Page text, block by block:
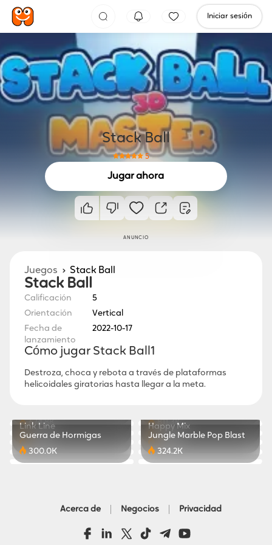
Iniciar sesión
Stack Ball
5
Jugar ahora
ANUNCIO
Juegos Stack Ball
Stack Ball
Calificación
5
Orientación
Vertical
Fecha de
lanzamiento
2022-10-17
Cómo jugar Stack Ball1
Destroza, choca y rebota a través de plataformas
helicoidales giratorias hasta llegar a la meta.
674.8K
811.3K
423.7K
494.6K
Link Line
Happy Mix
830.1K
Guerra de Hormigas
300.0K
Jungle Marble Pop Blast
324.2K
Acerca de Negocios Privacidad